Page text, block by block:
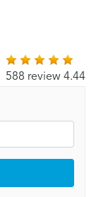
588 review 4.44